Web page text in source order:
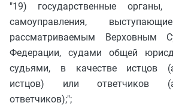
"19) государственные органы,
самоуправления,
рассматриваемым Верховным
Федерации, судами общей
судьями, в качестве истцов
истцов) или ответчиков
ответчиков);";